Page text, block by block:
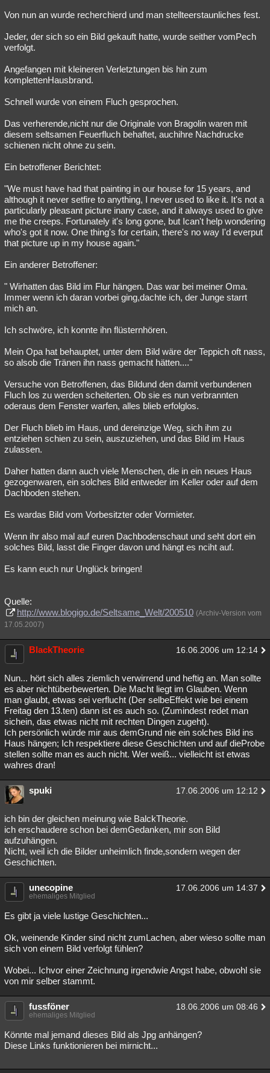
Von nun an wurde recherchierd und man stellteerstaunliches fest.
Jeder, der sich so ein Bild gekauft hatte, wurde seither vomPech
verfolgt.
Angefangen mit kleineren Verletztungen bis hin zum
komplettenHausbrand.
Schnell wurde von einem Fluch gesprochen.
Das verherende,nicht nur die Originale von Bragolin waren mit
diesem seltsamen Feuerfluch behaftet, auchihre Nachdrucke
schienen nicht ohne zu sein.
Ein betroffener Berichtet:
"We must have had that painting in our house for 15 years, and
although it never setfire to anything, I never used to like it. It's not a
particularly pleasant picture inany case, and it always used to give
me the creeps. Fortunately it's long gone, but Ican't help wondering
who's got it now. One thing's for certain, there's no way I'd everput
that picture up in my house again."
Ein anderer Betroffener:
" Wirhatten das Bild im Flur hängen. Das war bei meiner Oma.
Immer wenn ich daran vorbei ging,dachte ich, der Junge starrt
mich an.
Ich schwöre, ich konnte ihn flüsternhören.
Mein Opa hat behauptet, unter dem Bild wäre der Teppich oft nass,
so alsob die Tränen ihn nass gemacht hätten...."
Versuche von Betroffenen, das Bildund den damit verbundenen
Fluch los zu werden scheiterten. Ob sie es nun verbrannten
oderaus dem Fenster warfen, alles blieb erfolglos.
Der Fluch blieb im Haus, und dereinzige Weg, sich ihm zu
entziehen schien zu sein, auszuziehen, und das Bild im Haus
zulassen.
Daher hatten dann auch viele Menschen, die in ein neues Haus
gezogenwaren, ein solches Bild entweder im Keller oder auf dem
Dachboden stehen.
Es wardas Bild vom Vorbesitzter oder Vormieter.
Wenn ihr also mal auf euren Dachbodenschaut und seht dort ein
solches Bild, lasst die Finger davon und hängt es nciht auf.
Es kann euch nur Unglück bringen!
Quelle:
http://www.blogigo.de/Seltsame_Welt/200510 (Archiv-Version vom
17.05.2007)
BlackTheorie 16.06.2006 um 12:14
Nun... hört sich alles ziemlich verwirrend und heftig an. Man sollte
es aber nichtüberbewerten. Die Macht liegt im Glauben. Wenn
man glaubt, etwas sei verflucht (Der selbeEffekt wie bei einem
Freitag den 13.ten) dann ist es auch so. (Zumindest redet man
sichein, das etwas nicht mit rechten Dingen zugeht).
Ich persönlich würde mir aus demGrund nie ein solches Bild ins
Haus hängen; Ich respektiere diese Geschichten und auf dieProbe
stellen sollte man es auch nicht. Wer weiß... vielleicht ist etwas
wahres dran!
spuki 17.06.2006 um 12:12
ich bin der gleichen meinung wie BalckTheorie.
ich erschaudere schon bei demGedanken, mir son Bild
aufzuhängen.
Nicht, weil ich die Bilder unheimlich finde,sondern wegen der
Geschichten.
unecopine 17.06.2006 um 14:37
ehemaliges Mitglied
Es gibt ja viele lustige Geschichten...
Ok, weinende Kinder sind nicht zumLachen, aber wieso sollte man
sich von einem Bild verfolgt fühlen?
Wobei... Ichvor einer Zeichnung irgendwie Angst habe, obwohl sie
von mir selber stammt.
fussföner 18.06.2006 um 08:46
ehemaliges Mitglied
Könnte mal jemand dieses Bild als Jpg anhängen?
Diese Links funktionieren bei mirnicht...